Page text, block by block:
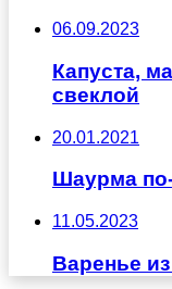
06.09.2023
Капуста,
свеклой
20.01.2021
Шаурма
11.05.2023
Варенье